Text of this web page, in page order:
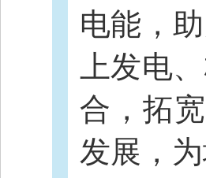
电能，
上发电
合，拓
发展，